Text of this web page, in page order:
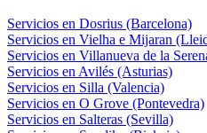
Servicios en Dosrius (Barcelona)
Servicios en Vielha e Mijaran
Servicios en Villanueva de la
Servicios en Avilés (Asturias)
Servicios en Silla (Valencia)
Servicios en O Grove (Pontevedra)
Servicios en Salteras (Sevilla)